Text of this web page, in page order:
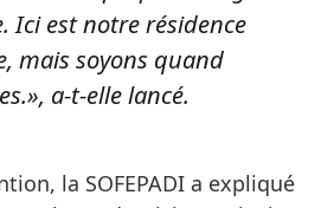
Ici est notre résidence
mais soyons quand
a-t-elle lancé.
la SOFEPADI a expliqué